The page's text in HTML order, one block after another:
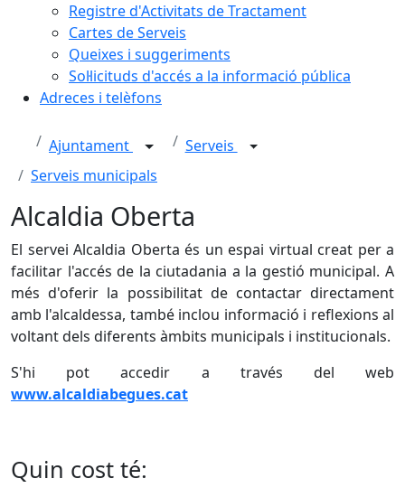
Registre d'Activitats de Tractament
Cartes de Serveis
Queixes i suggeriments
Sol·licituds d'accés a la informació pública
Adreces i telèfons
Ajuntament
Serveis
Serveis municipals
Alcaldia Oberta
El servei Alcaldia Oberta és un espai virtual creat per a
facilitar l'accés de la ciutadania a la gestió municipal. A
més d'oferir la possibilitat de contactar directament
amb l'alcaldessa, també inclou informació i reflexions al
voltant dels diferents àmbits municipals i institucionals.
S'hi pot accedir a través del web
www.alcaldiabegues.cat
Quin cost té: